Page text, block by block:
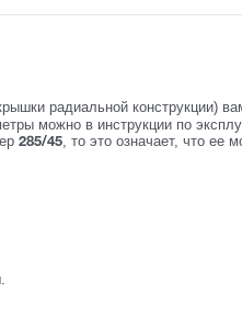
радиальной конструкции)
можно в инструкции по
285/45, то это означает, что ее